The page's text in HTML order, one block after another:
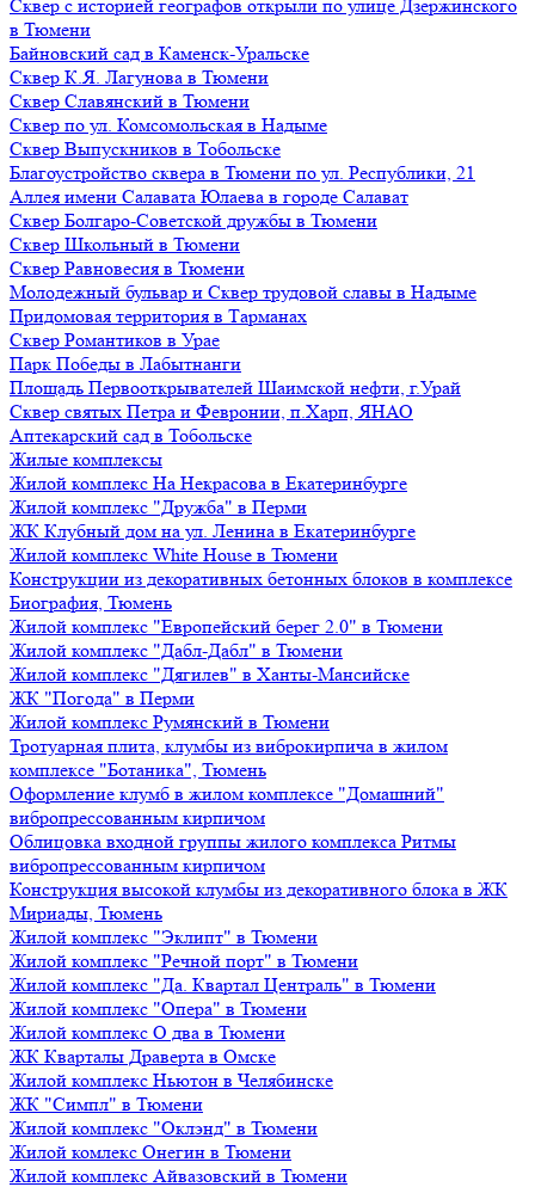
Сквер с историей географов открыли по улице Дзержинского
в Тюмени
Байновский сад в Каменск-Уральске
Сквер К.Я. Лагунова в Тюмени
Сквер Славянский в Тюмени
Сквер по ул. Комсомольская в Надыме
Сквер Выпускников в Тобольске
Благоустройство сквера в Тюмени по ул. Республики, 21
Аллея имени Салавата Юлаева в городе Салават
Сквер Болгаро-Советской дружбы в Тюмени
Сквер Школьный в Тюмени
Сквер Равновесия в Тюмени
Молодежный бульвар и Сквер трудовой славы в Надыме
Придомовая территория в Тарманах
Сквер Романтиков в Урае
Парк Победы в Лабытнанги
Площадь Первооткрывателей Шаимской нефти, г.Урай
Сквер святых Петра и Февронии, п.Харп, ЯНАО
Аптекарский сад в Тобольске
Жилые комплексы
Жилой комплекс На Некрасова в Екатеринбурге
Жилой комплекс "Дружба" в Перми
ЖК Клубный дом на ул. Ленина в Екатеринбурге
Жилой комплекс White House в Тюмени
Конструкции из декоративных бетонных блоков в комплексе
Биография, Тюмень
Жилой комплекс "Европейский берег 2.0" в Тюмени
Жилой комплекс "Дабл-Дабл" в Тюмени
Жилой комплекс "Дягилев" в Ханты-Мансийске
ЖК "Погода" в Перми
Жилой комплекс Румянский в Тюмени
Тротуарная плита, клумбы из виброкирпича в жилом
комплексе "Ботаника", Тюмень
Оформление клумб в жилом комплексе "Домашний"
вибропрессованным кирпичом
Облицовка входной группы жилого комплекса Ритмы
вибропрессованным кирпичом
Конструкция высокой клумбы из декоративного блока в ЖК
Мириады, Тюмень
Жилой комплекс "Эклипт" в Тюмени
Жилой комплекс "Речной порт" в Тюмени
Жилой комплекс "Да. Квартал Централь" в Тюмени
Жилой комплекс "Опера" в Тюмени
Жилой комплекс О два в Тюмени
ЖК Кварталы Драверта в Омске
Жилой комплекс Ньютон в Челябинске
ЖК "Симпл" в Тюмени
Жилой комплекс "Оклэнд" в Тюмени
Жилой комлекс Онегин в Тюмени
Жилой комплекс Айвазовский в Тюмени